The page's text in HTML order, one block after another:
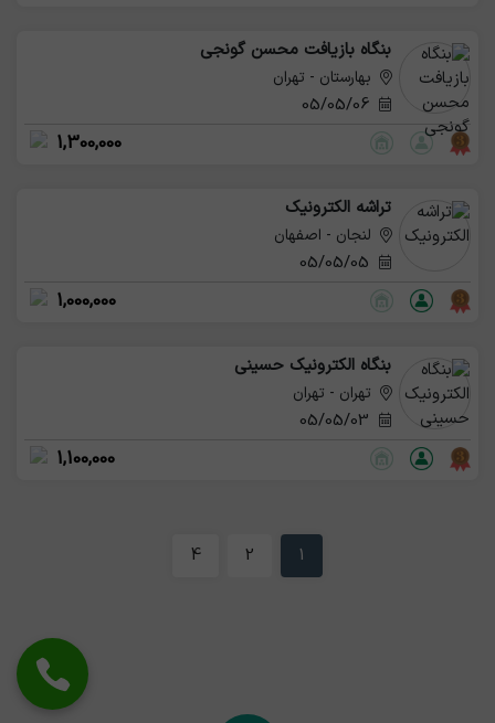
بنگاه بازیافت محسن گونجی
بهارستان - تهران
05/05/06
1,300,000
تراشه الکترونیک
لنجان - اصفهان
1,000,000
بنگاه الکترونیک حسینی
تهران - تهران
1,100,000
1
2
4